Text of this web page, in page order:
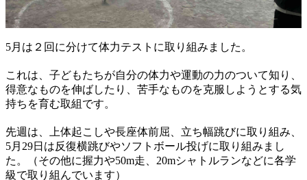
5月は２回に分けて体力テストに取り組みました。
これは、子どもたちが自分の体力や運動の力のついて知り、
得意なものを伸ばしたり、苦手なものを克服しようとする気
持ちを育む取組です。
先週は、上体起こしや長座体前屈、立ち幅跳びに取り組み、
5月29日は反復横跳びやソフトボール投げに取り組みまし
た。（その他に握力や50m走、20mシャトルランなどに各学
級で取り組んでいます）